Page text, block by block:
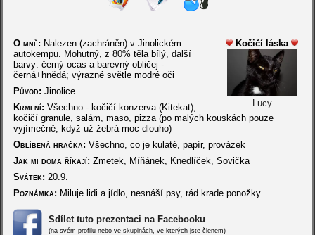
Kočičí láska
Lucy
O mně: Nalezen (zachráněn) v Jinolickém
autokempu. Mohutný, z 80% těla bílý, další
barvy: černý ocas a barevný obličej -
černá+hnědá; výrazné světle modré oči
Původ: Jinolice
Krmení: Všechno - kočičí konzerva (Kitekat),
kočičí granule, salám, maso, pizza (po malých kouskách pouze
vyjímečně, když už žebrá moc dlouho)
Oblíbená hračka: Všechno, co je kulaté, papír, provázek
Jak mi doma říkají: Zmetek, Míňánek, Knedlíček, Sovička
Svátek: 20.9.
Poznámka: Miluje lidi a jídlo, nesnáší psy, rád krade ponožky
Sdílet tuto prezentaci na Facebooku
(na svém profilu nebo ve skupinách, ve kterých jste členem)